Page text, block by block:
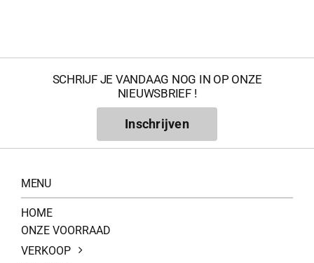
SCHRIJF JE VANDAAG NOG IN OP ONZE
NIEUWSBRIEF !
Inschrijven
MENU
HOME
ONZE VOORRAAD
VERKOOP